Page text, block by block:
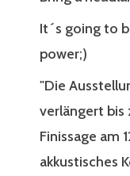
It´s going to
power;)
"Die
verlängert bis
Finissage am
akkustisches